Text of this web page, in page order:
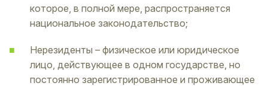
которое, в полной мере, распространяется
национальное законодательство;
Нерезиденты – физическое или юридическое
лицо, действующее в одном государстве, но
постоянно зарегистрированное и проживающее